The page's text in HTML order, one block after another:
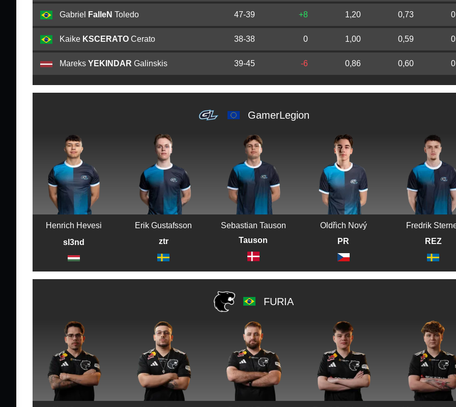
Gabriel FalleN Toledo 47-39 +8 1,20 0,73
Kaike KSCERATO Cerato 38-38 0 1,00 0,59
Mareks YEKINDAR Galinskis 39-45 -6 0,86 0,60
GamerLegion
Henrich Hevesi
sl3nd
Erik Gustafsson
ztr
Sebastian Tauson
Tauson
Oldřich Nový
PR
Fredrik
REZ
FURIA